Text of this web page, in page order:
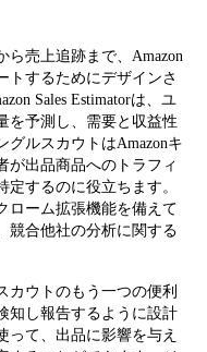
ら売上追跡まで、Amazon
トするためにデザインさ
Sales Estimatorは、ユ
を予測し、需要と収益性
グルスカウトはAmazonキ
が出品商品へのトラフィ
するのに役立ちます。
ローム拡張機能を備えて
競合他社の分析に関する
カウトのもう一つの便利
知し報告するように設計
って、出品に影響を与え